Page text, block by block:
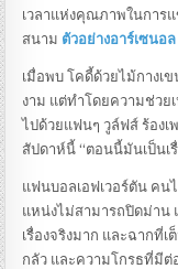
เวลาแห่งคุณภาพในกา
สนาม ตัวอย่างอาร์เซนอล
เมื่อพบ โคดี้ด้วยไม้กางเ
งาม แต่ทําโดยความช่ว
ไปด้วยแฟนๆ วูล์ฟส์ ร้องเ
สัปดาห์นี้ “ตอนนี้มันเป็นเ
แฟนบอลเอฟเวอร์ตัน คน
แหน่งไม่สามารถปิดม่าน
เรื่องจริงมาก และฉากที่
กลัว และความโกรธที่มีต่